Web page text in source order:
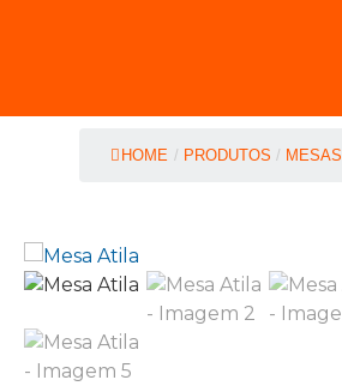
HOME / PRODUTOS / MESAS